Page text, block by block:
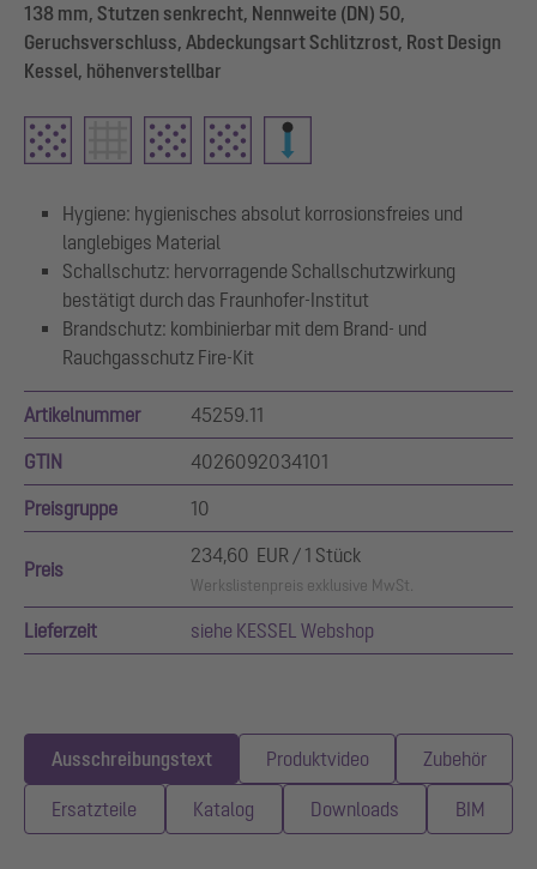
138 mm, Stutzen senkrecht, Nennweite (DN) 50,
Geruchsverschluss, Abdeckungsart Schlitzrost, Rost Design
Kessel, höhenverstellbar
Hygiene: hygienisches absolut korrosionsfreies und
langlebiges Material
Schallschutz: hervorragende Schallschutzwirkung
bestätigt durch das Fraunhofer-Institut
Brandschutz: kombinierbar mit dem Brand- und
Rauchgasschutz Fire-Kit
Artikelnummer 45259.11
GTIN 4026092034101
Preisgruppe 10
Preis
234,60 EUR / 1 Stück
Werkslistenpreis exklusive MwSt.
Lieferzeit siehe KESSEL Webshop
Ausschreibungstext Produktvideo Zubehör
Ersatzteile Katalog Downloads BIM